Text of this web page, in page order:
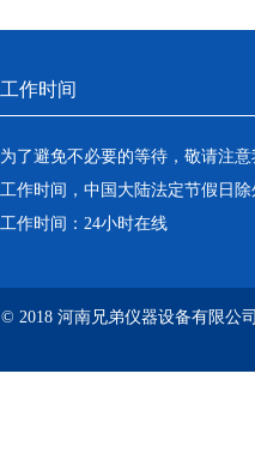
工作时间
为了避免不必要的等待，敬请注
工作时间，中国大陆法定节假日除
工作时间：24小时在线
© 2018 河南兄弟仪器设备有限公